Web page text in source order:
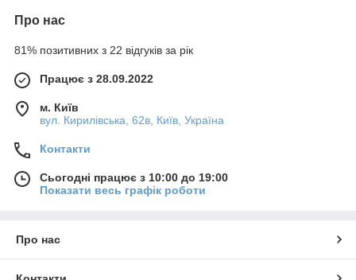
Про нас
81% позитивних з 22 відгуків за рік
Працює з 28.09.2022
м. Київ
вул. Кирилівська, 62в, Київ, Україна
Контакти
Сьогодні працює з 10:00 до 19:00
Показати весь графік роботи
Про нас